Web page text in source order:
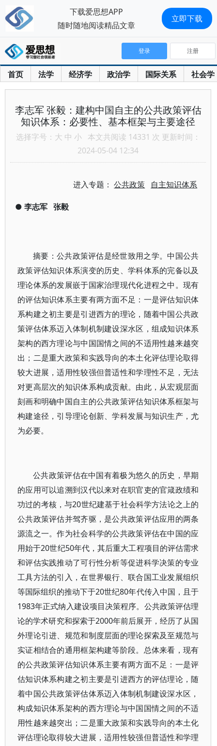
首页 法学 经济学 政治学 国际关系 社会学
登录 注册
李志军 张毅：建构中国自主的公共政策评估
知识体系：必要性、基本框架与主要途径
选择字号： 大 中 小 本文共阅读 14331 次 更新时间：
2024-05-04 12:34
进入专题：公共政策 自主知识体系
● 李志军 张毅
摘要：公共政策评估是经世致用之学。中国公共
政策评估知识体系演变的历史、学科体系的完备以及
理论体系的发展嵌于国家治理现代化进程之中。现有
的评估知识体系主要有两方面不足：一是评估知识体
系构建之初主要是引进西方的理论，随着中国公共政
策评估体系迈入体制机制建设深水区，组成知识体系
架构的西方理论与中国国情之间的不适用性越来越突
出；二是重大政策和实践导向的本土化评估理论取得
较大进展，适用性较强但普适性和学理性不足，无法
对更高层次的知识体系构成贡献。由此，从宏观层面
刻画和明确中国自主的公共政策评估知识体系框架与
构建途径，引导理论创新、学科发展与知识生产，尤
为必要。
公共政策评估在中国有着极为悠久的历史，早期
的应用可以追溯到汉代以来对在职官吏的官箴政绩和
功过的考核，与20世纪建基于社会科学方法论之上的
公共政策评估并驾齐驱，是公共政策评估应用的两条
源流之一。作为社会科学的公共政策评估在中国的应
用始于20世纪50年代，其后重大工程项目的评估需求
和评估实践推动了可行性分析等促进科学决策的专业
工具方法的引入，在世界银行、联合国工业发展组织
等国际组织的推动下于20世纪80年代传入中国，且于
1983年正式纳入建设项目决策程序。公共政策评估理
论的学术研究和探索于2000年前后展开，经历了从国
外理论引进、规范和制度层面的理论探索及至规范与
实证相结合的通用框架构建等阶段。总体来看，现有
的公共政策评估知识体系主要有两方面不足：一是评
估知识体系构建之初主要是引进西方的评估理论，随
着中国公共政策评估体系迈入体制机制建设深水区，
构成知识体系架构的西方理论与中国国情之间的不适
用性越来越突出；二是重大政策和实践导向的本土化
评估理论取得较大进展，适用性较强但普适性和学理
下载爱思想APP
随时随地阅读精品文章
立即下载